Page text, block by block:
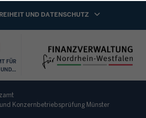
zum Inhalt
AKTIVIEREN/DEAKTIVIEREN:
UND DATENSCHUTZ
DEAKTIVIEREN: HAUPTMENÜ
FÜR
K
Konzernbetriebsprüfung Münster